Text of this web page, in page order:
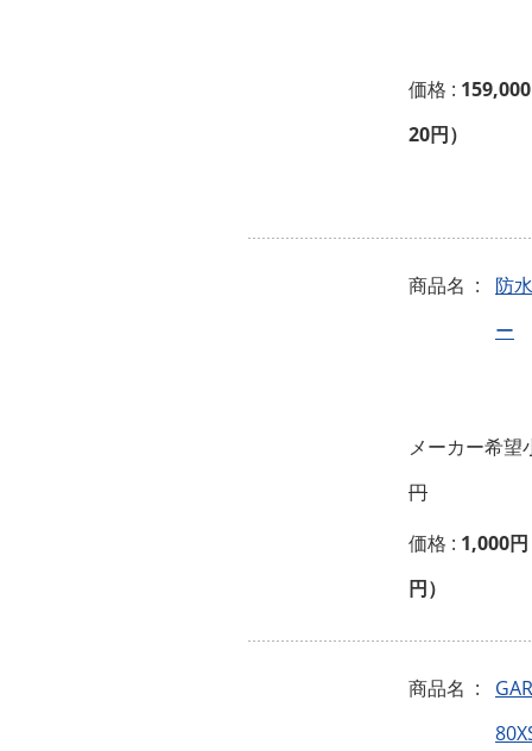
価格 :
20円）
商品名 :
防
ー
メーカー希望
円
価格 : 1,000
円）
商品名 :